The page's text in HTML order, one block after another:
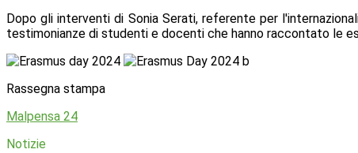
Dopo gli interventi di Sonia Serati, referente per
testimonianze di studenti e docenti che hanno raccontato le
Rassegna stampa
Malpensa 24
Notizie